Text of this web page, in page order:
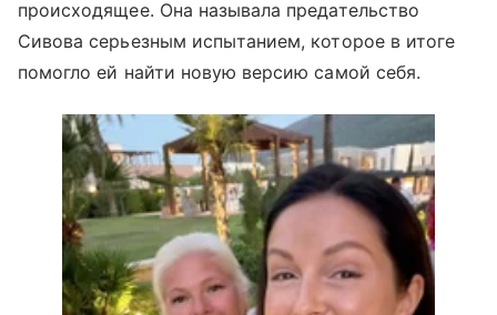
происходящее. Она называла предательство
Сивова серьезным испытанием, которое в итоге
помогло ей найти новую версию самой себя.